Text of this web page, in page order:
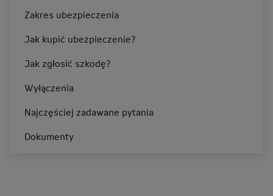
Zakres ubezpieczenia
Jak kupić ubezpieczenie?
Jak zgłosić szkodę?
Wyłączenia
Najczęściej zadawane pytania
Dokumenty
Działa w szkole i poza nią
szkole, ale także np. w domu, na placu zabaw, a
nawet na wycieczkach i w czasie wakacyjnych